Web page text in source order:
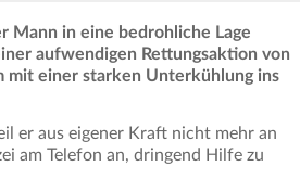
Mann in eine bedrohliche Lage
aufwendigen Rettungsaktion von
mit einer starken Unterkühlung ins
er aus eigener Kraft nicht mehr an
am Telefon an, dringend Hilfe zu